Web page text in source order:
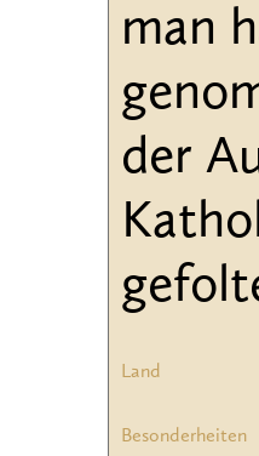
man
der
Land
Besonderheiten